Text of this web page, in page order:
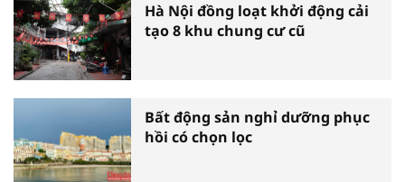
Hà Nội đồng loạt khởi động cải
tạo 8 khu chung cư cũ
Bất động sản nghỉ dưỡng phục
hồi có chọn lọc